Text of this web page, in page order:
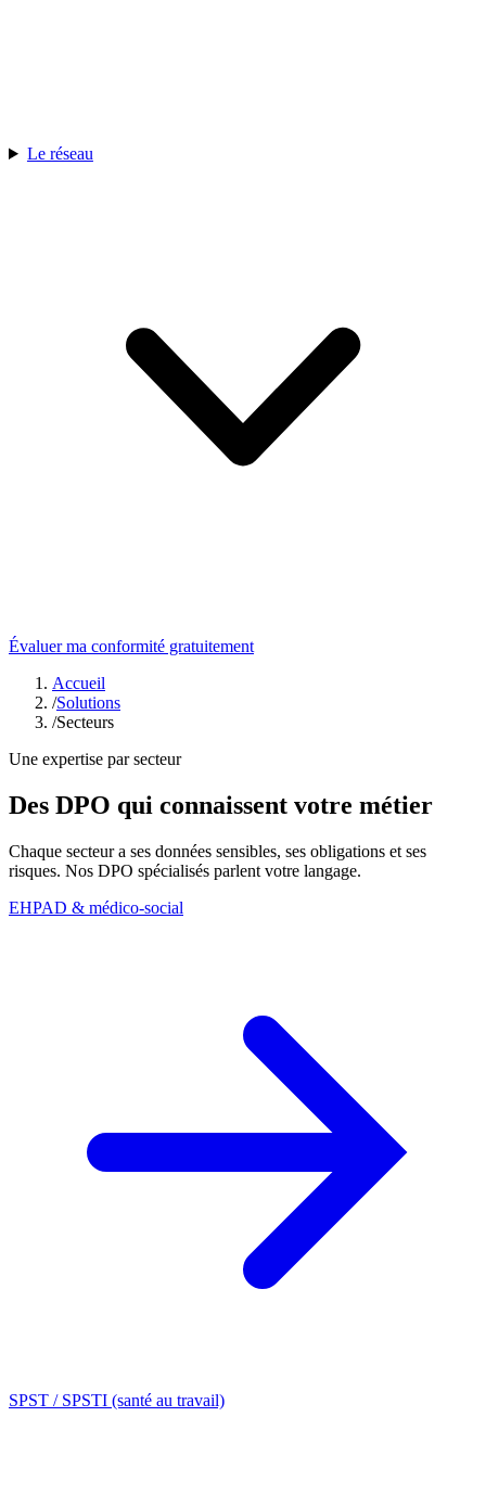
Le réseau
Évaluer ma conformité gratuitement
Accueil
/Solutions
/Secteurs
Une expertise par secteur
Des DPO qui connaissent votre métier
Chaque secteur a ses données sensibles, ses obligations et ses
risques. Nos DPO spécialisés parlent votre langage.
EHPAD & médico-social
SPST / SPSTI (santé au travail)